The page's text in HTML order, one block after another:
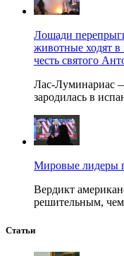
Лошади
животные ходят в
честь святого
Лас-Луминариас
зародилась в
Мировые лидеры
Вердикт
решительным,
Статьи